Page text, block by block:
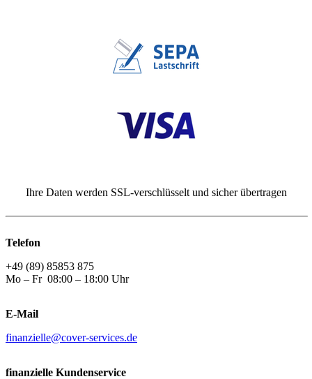
Ihre Daten werden SSL-verschlüsselt und sicher übertragen
Telefon
+49 (89) 85853 875
Mo – Fr 08:00 – 18:00 Uhr
E-Mail
finanzielle@cover-services.de
finanzielle Kundenservice